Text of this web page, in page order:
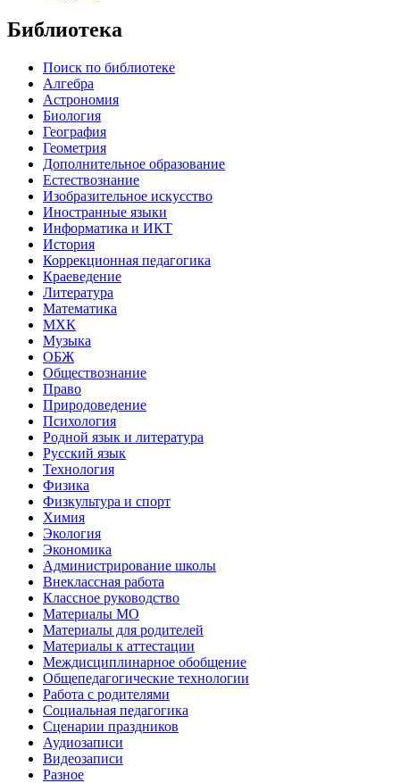
Библиотека
Поиск по библиотеке
Алгебра
Астрономия
Биология
География
Геометрия
Дополнительное образование
Естествознание
Изобразительное искусство
Иностранные языки
Информатика и ИКТ
История
Коррекционная педагогика
Краеведение
Литература
Математика
МХК
Музыка
ОБЖ
Обществознание
Право
Природоведение
Психология
Родной язык и литература
Русский язык
Технология
Физика
Физкультура и спорт
Химия
Экология
Экономика
Администрирование школы
Внеклассная работа
Классное руководство
Материалы МО
Материалы для родителей
Материалы к аттестации
Междисциплинарное обобщение
Общепедагогические технологии
Работа с родителями
Социальная педагогика
Сценарии праздников
Аудиозаписи
Видеозаписи
Разное